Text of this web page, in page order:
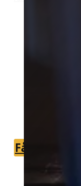
Vi
som kan
Få et tilbud